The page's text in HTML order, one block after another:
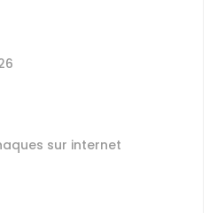
sur internet